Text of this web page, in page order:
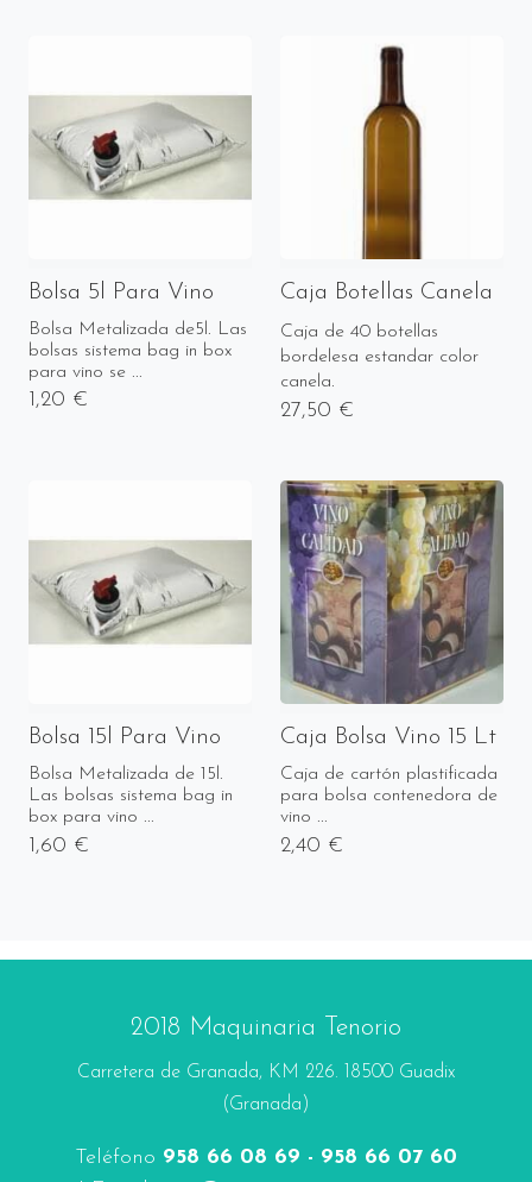
Bolsa 5l Para Vino
Bolsa Metalizada de5l. Las
bolsas sistema bag in box
para vino se ...
1,20 €
Caja Botellas Canela
Caja de 40 botellas
bordelesa estandar color
canela.
27,50 €
Bolsa 15l Para Vino
Bolsa Metalizada de 15l.
Las bolsas sistema bag in
box para vino ...
1,60 €
Caja Bolsa Vino 15 Lt
Caja de cartón plastificada
para bolsa contenedora de
vino ...
2,40 €
2018 Maquinaria Tenorio
Carretera de Granada, KM 226. 18500 Guadix
(Granada)
Teléfono 958 66 08 69 - 958 66 07 60